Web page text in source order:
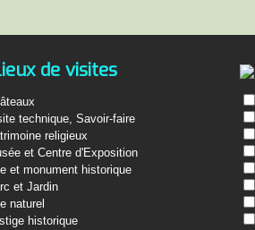
de visites
technique, Savoir-faire
religieux
et Centre d'Exposition
et monument historique
et Jardin
naturel
historique